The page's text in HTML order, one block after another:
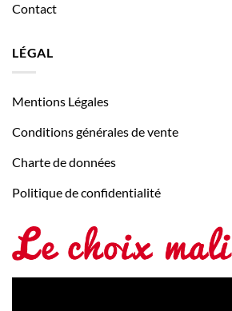
Contact
LÉGAL
Mentions Légales
Conditions générales de vente
Charte de données
Politique de confidentialité